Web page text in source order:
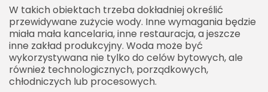
W takich obiektach trzeba dokładniej określić
przewidywane zużycie wody. Inne wymagania będzie
miała mała kancelaria, inne restauracja, a jeszcze
inne zakład produkcyjny. Woda może być
wykorzystywana nie tylko do celów bytowych, ale
również technologicznych, porządkowych,
chłodniczych lub procesowych.